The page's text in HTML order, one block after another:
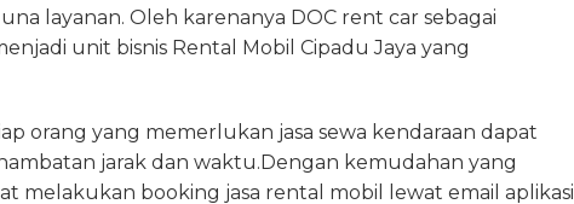
layanan. Oleh karenanya DOC rent car sebagai
unit bisnis Rental Mobil Cipadu Jaya yang
orang yang memerlukan jasa sewa kendaraan dapat
jarak dan waktu.Dengan kemudahan yang
melakukan booking jasa rental mobil lewat email aplikasi